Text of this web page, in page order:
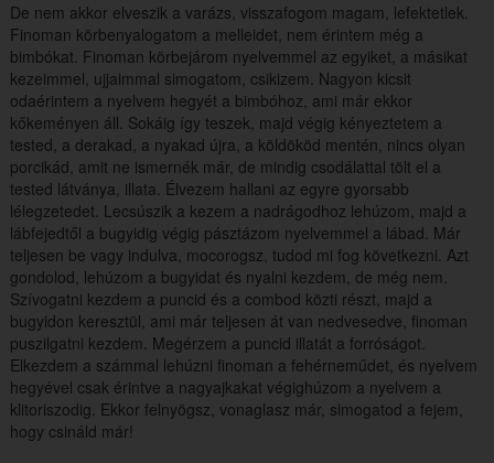
De nem akkor elveszik a varázs, visszafogom magam, lefektetlek.
Finoman körbenyalogatom a melleidet, nem érintem még a
bimbókat. Finoman körbejárom nyelvemmel az egyiket, a másikat
kezeimmel, ujjaimmal simogatom, csikizem. Nagyon kicsit
odaérintem a nyelvem hegyét a bimbóhoz, ami már ekkor
kőkeményen áll. Sokáig így teszek, majd végig kényeztetem a
tested, a derakad, a nyakad újra, a köldököd mentén, nincs olyan
porcikád, amit ne ismernék már, de mindig csodálattal tölt el a
tested látványa, illata. Élvezem hallani az egyre gyorsabb
lélegzetedet. Lecsúszik a kezem a nadrágodhoz lehúzom, majd a
lábfejedtől a bugyidig végig pásztázom nyelvemmel a lábad. Már
teljesen be vagy indulva, mocorogsz, tudod mi fog következni. Azt
gondolod, lehúzom a bugyidat és nyalni kezdem, de még nem.
Szívogatni kezdem a puncid és a combod közti részt, majd a
bugyidon keresztül, ami már teljesen át van nedvesedve, finoman
puszilgatni kezdem. Megérzem a puncid illatát a forróságot.
Elkezdem a számmal lehúzni finoman a fehérneműdet, és nyelvem
hegyével csak érintve a nagyajkakat végighúzom a nyelvem a
klitoriszodig. Ekkor felnyögsz, vonaglasz már, simogatod a fejem,
hogy csináld már!